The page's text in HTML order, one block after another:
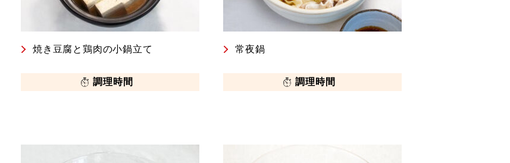
焼き豆腐と鶏肉の小鍋立て
調理時間
常夜鍋
調理時間